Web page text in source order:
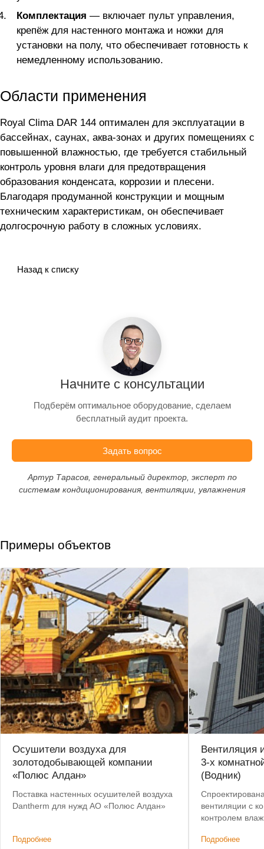
Комплектация — включает пульт управления,
крепёж для настенного монтажа и ножки для
установки на полу, что обеспечивает готовность к
немедленному использованию.
Области применения
Royal Clima DAR 144 оптимален для эксплуатации в
бассейнах, саунах, аква-зонах и других помещениях с
повышенной влажностью, где требуется стабильный
контроль уровня влаги для предотвращения
образования конденсата, коррозии и плесени.
Благодаря продуманной конструкции и мощным
техническим характеристикам, он обеспечивает
долгосрочную работу в сложных условиях.
Назад к списку
Начните с консультации
Подберём оптимальное оборудование, сделаем
бесплатный аудит проекта.
Задать вопрос
Артур Тарасов, генеральный директор, эксперт по
системам кондиционирования, вентиляции, увлажнения
Примеры объектов
Осушители воздуха для
золотодобывающей компании
«Полюс Алдан»
Поставка настенных осушителей воздуха
Dantherm для нужд АО «Полюс Алдан»
Подробнее
Вентиляция
3-х
(Водник)
вентиляции с
контролем
Подробнее